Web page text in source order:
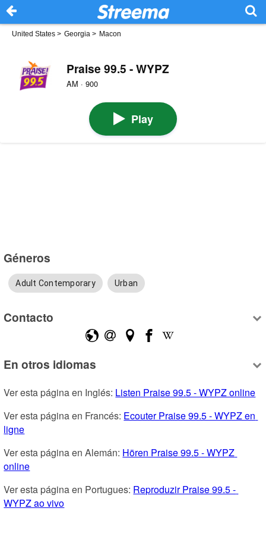
United States > Georgia > Macon
Praise 99.5 - WYPZ
AM · 900
Play
Géneros
Adult Contemporary Urban
Contacto
En otros idiomas
Ver esta página en Inglés: Listen Praise 99.5 - WYPZ online
Ver esta página en Francés: Ecouter Praise 99.5 - WYPZ en
ligne
Ver esta página en Alemán: Hören Praise 99.5 - WYPZ
online
Ver esta página en Portugues: Reproduzir Praise 99.5 -
WYPZ ao vivo